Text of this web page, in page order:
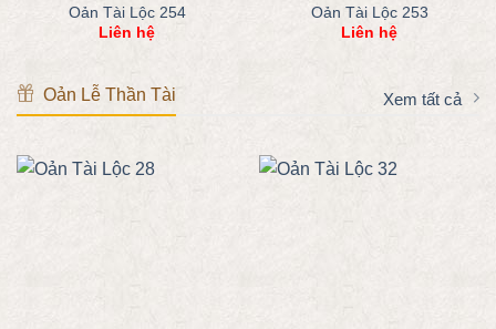
Oản Tài Lộc 254
Liên hệ
Oản Tài Lộc 253
Liên hệ
Oản Lễ Thần Tài Xem tất cả